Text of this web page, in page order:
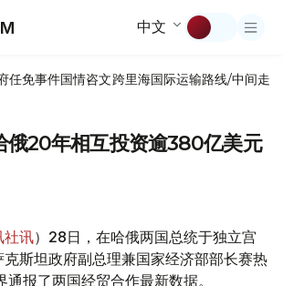
中文
任免事件国情咨文跨里海国际运输路线/中间走廊
俄20年相互投资逾380亿美元
社讯）28日，在哈俄两国总统于独立宫
斯坦政府副总理兼国家经济部部长赛热
通报了两国经贸合作最新数据。